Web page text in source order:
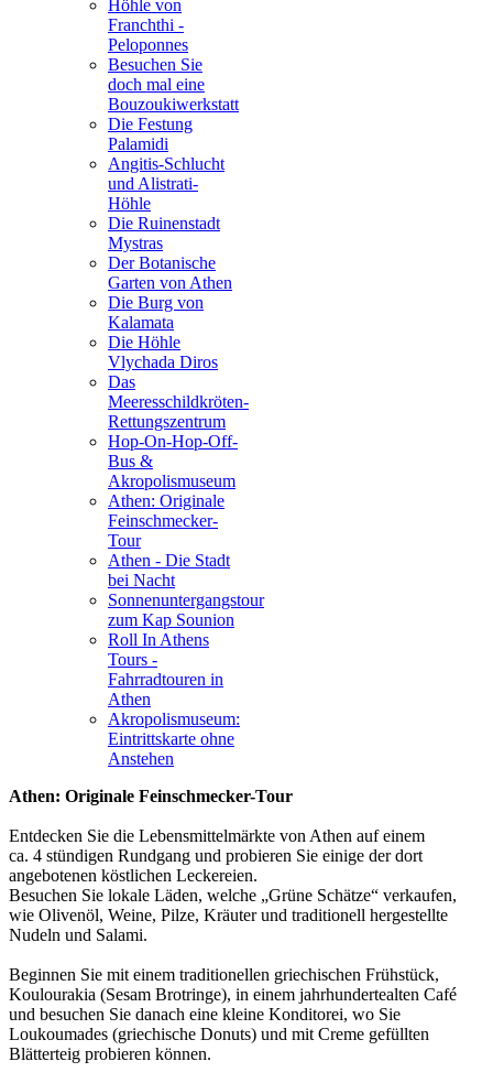
Höhle von
Franchthi -
Peloponnes
Besuchen Sie
doch mal eine
Bouzoukiwerkstatt
Die Festung
Palamidi
Angitis-Schlucht
und Alistrati-
Höhle
Die Ruinenstadt
Mystras
Der Botanische
Garten von Athen
Die Burg von
Kalamata
Die Höhle
Vlychada Diros
Das
Meeresschildkröten-
Rettungszentrum
Hop-On-Hop-Off-
Bus &
Akropolismuseum
Athen: Originale
Feinschmecker-
Tour
Athen - Die Stadt
bei Nacht
Sonnenuntergangstour
zum Kap Sounion
Roll In Athens
Tours -
Fahrradtouren in
Athen
Akropolismuseum:
Eintrittskarte ohne
Anstehen
Athen: Originale Feinschmecker-Tour
Entdecken Sie die Lebensmittelmärkte von Athen auf einem
ca. 4 stündigen Rundgang und probieren Sie einige der dort
angebotenen köstlichen Leckereien.
Besuchen Sie lokale Läden, welche „Grüne Schätze“ verkaufen,
wie Olivenöl, Weine, Pilze, Kräuter und traditionell hergestellte
Nudeln und Salami.
Beginnen Sie mit einem traditionellen griechischen Frühstück,
Koulourakia (Sesam Brotringe), in einem jahrhundertealten Café
und besuchen Sie danach eine kleine Konditorei, wo Sie
Loukoumades (griechische Donuts) und mit Creme gefüllten
Blätterteig probieren können.